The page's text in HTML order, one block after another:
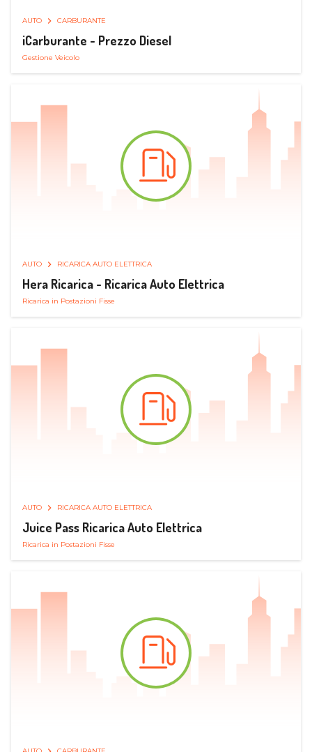
AUTO CARBURANTE
iCarburante - Prezzo Diesel
Gestione Veicolo
AUTO RICARICA AUTO ELETTRICA
Hera Ricarica - Ricarica Auto Elettrica
Ricarica in Postazioni Fisse
AUTO RICARICA AUTO ELETTRICA
Juice Pass Ricarica Auto Elettrica
Ricarica in Postazioni Fisse